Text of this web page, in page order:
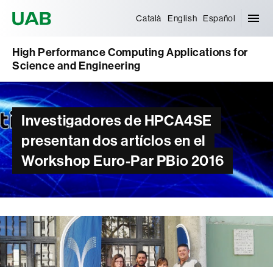
Català English Español
High Performance Computing Applications for
Science and Engineering
Investigadores de HPCA4SE
presentan dos artíclos en el
Workshop Euro-Par PBio 2016